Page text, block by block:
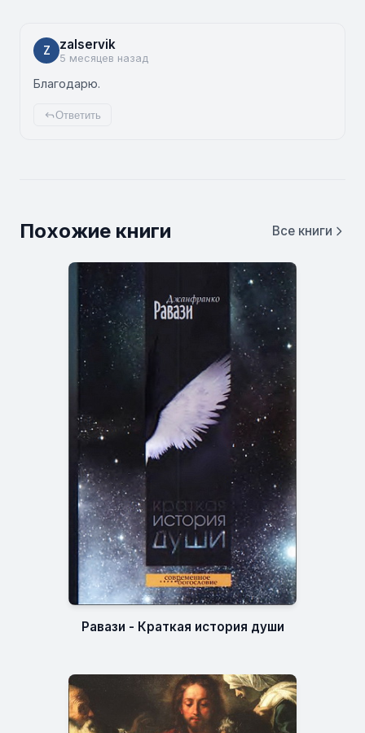
Z zalservik
5 месяцев назад
Благодарю.
Ответить
Похожие книги Все книги
Равази - Краткая история души